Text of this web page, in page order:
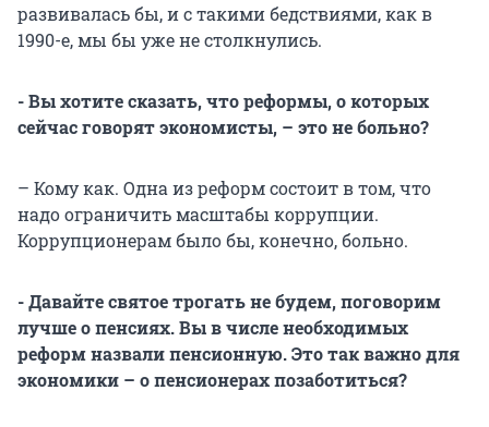
развивалась бы, и с такими бедствиями, как в
1990-е, мы бы уже не столкнулись.
- Вы хотите сказать, что реформы, о которых
сейчас говорят экономисты, – это не больно?
– Кому как. Одна из реформ состоит в том, что
надо ограничить масштабы коррупции.
Коррупционерам было бы, конечно, больно.
- Давайте святое трогать не будем, поговорим
лучше о пенсиях. Вы в числе необходимых
реформ назвали пенсионную. Это так важно для
экономики – о пенсионерах позаботиться?